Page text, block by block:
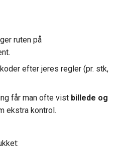
ruten på
efter jeres regler (pr. stk,
får man ofte vist billede og
ekstra kontrol.